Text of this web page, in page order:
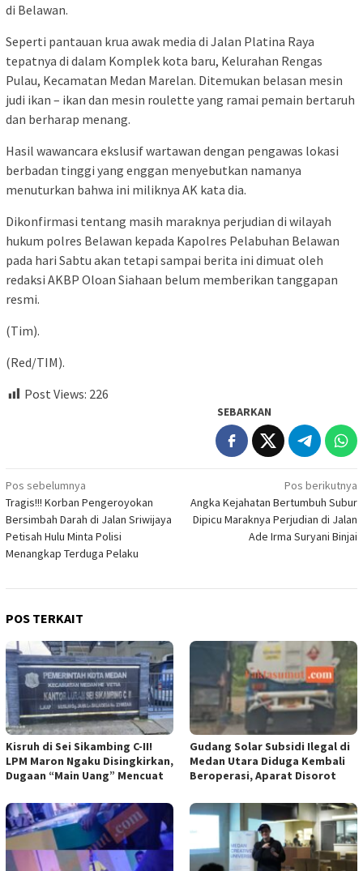
di Belawan.
Seperti pantauan krua awak media di Jalan Platina Raya
tepatnya di dalam Komplek kota baru, Kelurahan Rengas
Pulau, Kecamatan Medan Marelan. Ditemukan belasan mesin
judi ikan – ikan dan mesin roulette yang ramai pemain bertaruh
dan berharap menang.
Hasil wawancara ekslusif wartawan dengan pengawas lokasi
berbadan tinggi yang enggan menyebutkan namanya
menuturkan bahwa ini miliknya AK kata dia.
Dikonfirmasi tentang masih maraknya perjudian di wilayah
hukum polres Belawan kepada Kapolres Pelabuhan Belawan
pada hari Sabtu akan tetapi sampai berita ini dimuat oleh
redaksi AKBP Oloan Siahaan belum memberikan tanggapan
resmi.
(Tim).
(Red/TIM).
Post Views: 226
SEBARKAN
Navigasi
pos
Pos sebelumnya
Tragis!!! Korban Pengeroyokan
Bersimbah Darah di Jalan Sriwijaya
Petisah Hulu Minta Polisi
Menangkap Terduga Pelaku
Pos berikutnya
Angka Kejahatan Bertumbuh Subur
Dipicu Maraknya Perjudian di Jalan
Ade Irma Suryani Binjai
POS TERKAIT
Kisruh di Sei Sikambing C-II!
LPM Maron Ngaku Disingkirkan,
Dugaan “Main Uang” Mencuat
Gudang Solar Subsidi Ilegal di
Medan Utara Diduga Kembali
Beroperasi, Aparat Disorot